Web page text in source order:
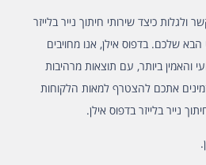
ולגלות כיצד שירותי חיתוך נייר בלייזר
שלכם. בדפוס אילן, אנו מחויבים
והאמין ביותר, עם תוצאות מרהיבות
אתכם להצטרף למאות הלקוחות
נייר בלייזר בדפוס אילן.
.